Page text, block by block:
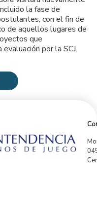
la fase de
con el fin de
de aquellos lugares de
que
por la SCJ.